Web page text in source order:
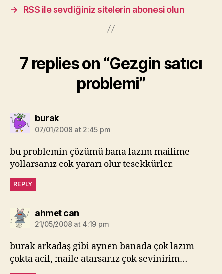
→ RSS ile sevdiğiniz sitelerin abonesi olun
7 replies on “Gezgin satıcı
problemi”
buraksays:
07/01/2008 at 2:45 pm
bu problemin çözümü bana lazım mailime
yollarsanız cok yararı olur tesekkürler.
REPLY
ahmet cansays:
21/05/2008 at 4:19 pm
burak arkadaş gibi aynen banada çok lazım
çokta acil, maile atarsanız çok sevinirim…